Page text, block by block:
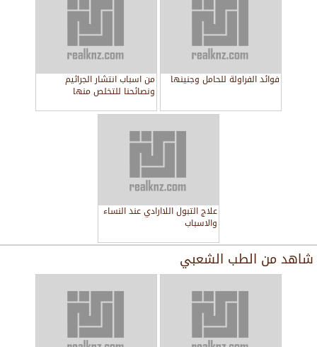
فوائد الفراولة للحامل وجنينها من اسباب انتشار الجراثيم
ونصائحنا للتخلص منها
علاج التبول اللاارادي عند النساء
والاسباب
شاهد من الطب الشعبي